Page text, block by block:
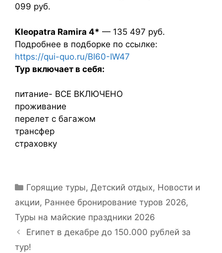
099 руб.
Kleopatra Ramira 4* — 135 497 руб.
Подробнее в подборке по ссылке:
https://qui-quo.ru/BI60-IW47
Тур включает в себя:
питание- ВСЕ ВКЛЮЧЕНО
проживание
перелет с багажом
трансфер
страховку
Горящие туры,Детский отдых, Новости и
акции, Раннее бронирование туров 2026,
Туры на майские праздники 2026
Египет в декабре до 150.000 рублей за
тур!